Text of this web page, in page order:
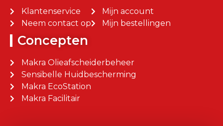
Klantenservice
Neem contact op
Mijn account
Mijn bestellingen
Concepten
Makra Olieafscheiderbeheer
Sensibelle Huidbescherming
Makra EcoStation
Makra Facilitair